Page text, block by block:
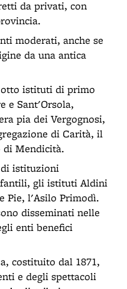
da privati, con
moderati, anche se
da una antica
otto istituti di primo
e Sant'Orsola,
pia dei Vergognosi,
di Carità, il
di Mendicità.
istituzioni
gli istituti Aldini
Pie, l'Asilo Primodì.
disseminati nelle
enti benefici
costituito dal 1871,
e degli spettacoli